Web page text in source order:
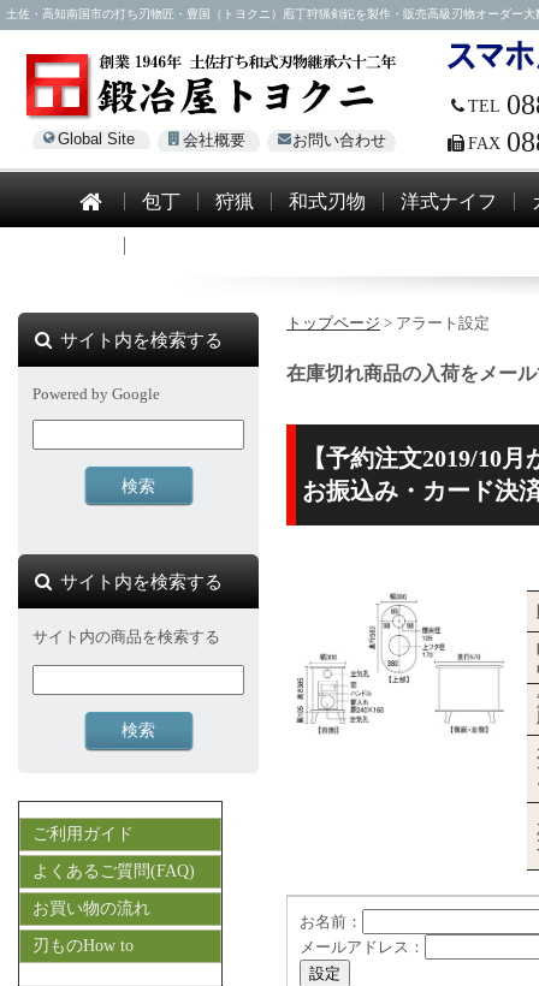
土佐・高知南国市の打ち刃物匠・豊国（トヨクニ）庖丁狩猟剣鉈を製作・販売高級刃物オーダー
Global Site 会社概要 お問い合わせ
TEL
FAX
包丁 狩猟 和式刃物 洋式ナイフ
トップページ > アラート設定
在庫切れ商品の入荷をメー
【予約注文2019/10
お振込み・カード決
お名前：
メールアドレス：
サイト内を検索する
Powered by Google
サイト内を検索する
サイト内の商品を検索する
ご利用ガイド
よくあるご質問(FAQ)
お買い物の流れ
刃ものHow to